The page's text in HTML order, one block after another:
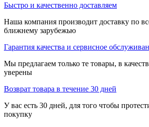
Быстро и качественно доставляем
Наша компания производит доставку по
ближнему зарубежью
Гарантия качества и сервисное
Мы предлагаем только те товары, в
уверены
Возврат товара в течение 30 дней
У вас есть 30 дней, для того чтобы
покупку